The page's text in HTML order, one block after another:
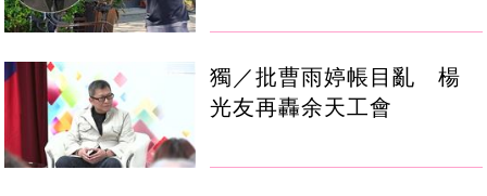
獨／批曹雨婷帳目亂 楊
光友再轟余天工會